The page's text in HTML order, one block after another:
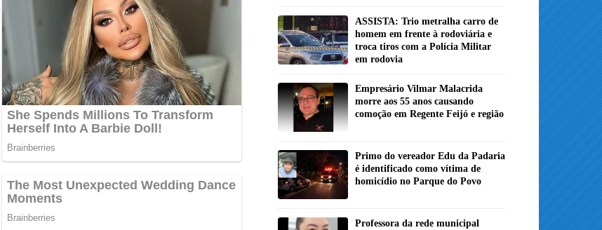
ASSISTA: Trio metralha carro de
homem em frente à rodoviária e
troca tiros com a Polícia Militar
em rodovia
Empresário Vilmar Malacrida
morre aos 55 anos causando
comoção em Regente Feijó e região
Primo do vereador Edu da Padaria
é identificado como vítima de
homicídio no Parque do Povo
Professora da rede municipal